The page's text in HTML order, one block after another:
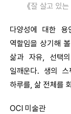
《잘 살고 있
다양성에 대한
역할임을 상기해
삶과 자유, 선택
일깨운다. 생의
하루를, 삶 전체를
OCI 미술관